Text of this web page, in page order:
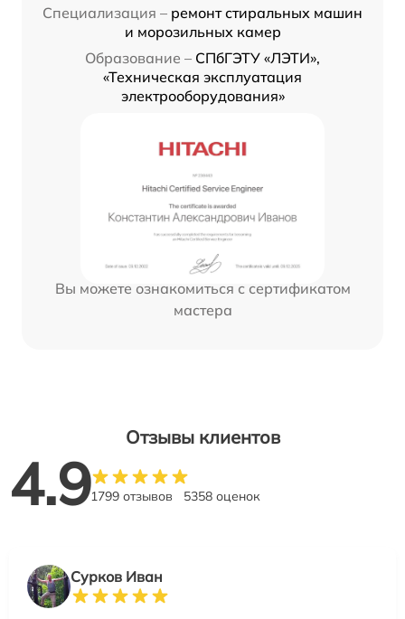
Специализация – ремонт стиральных машин
и морозильных камер
Образование – СПбГЭТУ «ЛЭТИ»,
«Техническая эксплуатация
электрооборудования»
Вы можете ознакомиться с сертификатом
мастера
Отзывы клиентов
4.91799 отзывов 5358 оценок
Сурков Иван